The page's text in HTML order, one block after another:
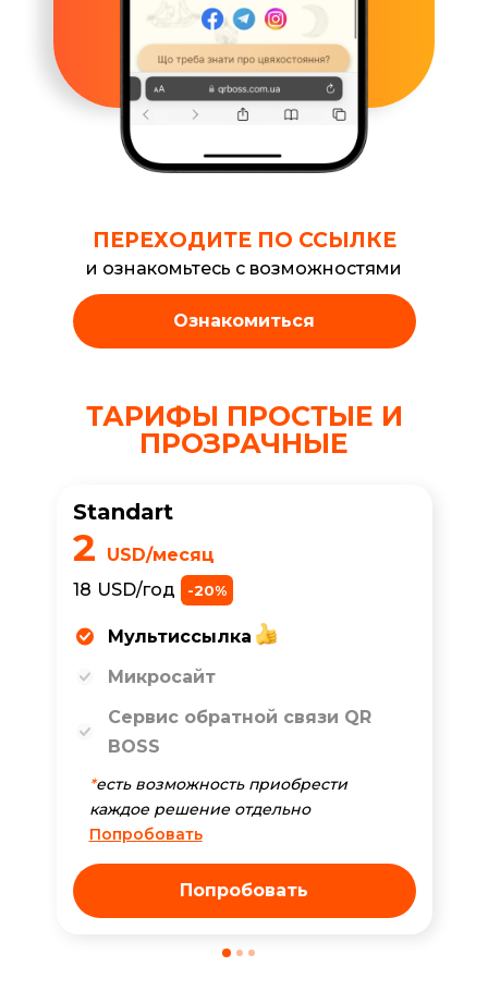
ПЕРЕХОДИТЕ ПО ССЫЛКЕ
и ознакомьтесь с возможностями
Ознакомиться
ТАРИФЫ ПРОСТЫЕ И
ПРОЗРАЧНЫЕ
Standart
2
USD/месяц
18 USD/год -20%
Мультиссылка
Микросайт
Сервис обратной связи QR
BOSS
*есть возможность приобрести
каждое решение отдельно
Попробовать
Попробовать